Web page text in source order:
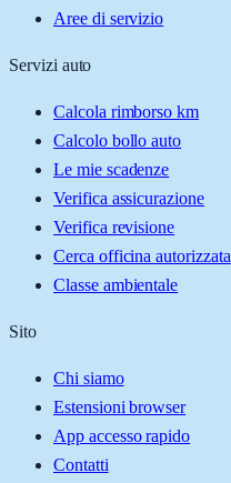
Aree di servizio
Servizi auto
Calcola rimborso km
Calcolo bollo auto
Le mie scadenze
Verifica assicurazione
Verifica revisione
Cerca officina autorizzata
Classe ambientale
Sito
Chi siamo
Estensioni browser
App accesso rapido
Contatti